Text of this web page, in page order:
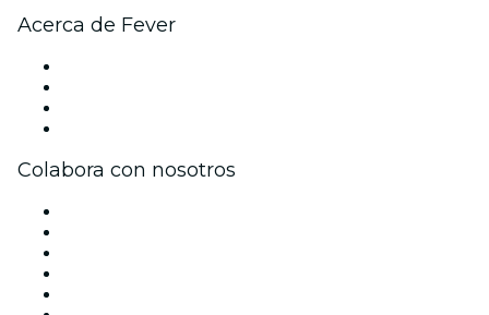
Acerca de Fever
Colabora con nosotros